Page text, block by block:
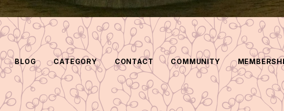
BLOG CATEGORY CONTACT COMMUNITY